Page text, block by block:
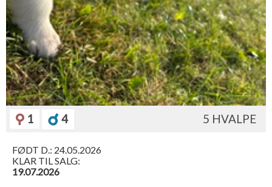
1 4 5 HVALPE
FØDT D.: 24.05.2026
KLAR TIL SALG:
19.07.2026